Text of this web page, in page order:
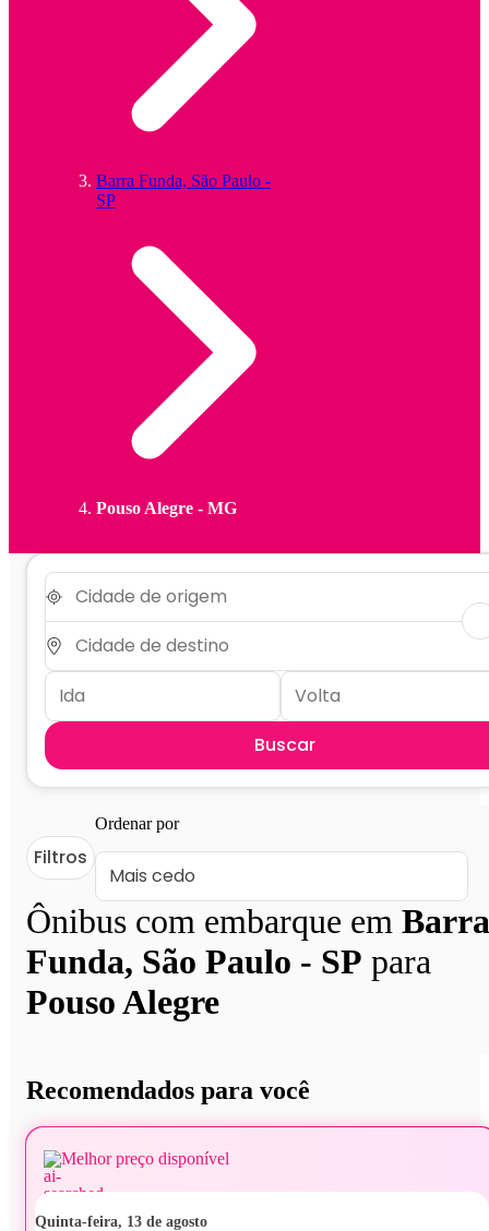
Barra Funda, São Paulo -
SP
Pouso Alegre - MG
Buscar
Ônibus com embarque em Barra
Funda, São Paulo - SP para
Pouso Alegre
Filtros
Ordenar por
Recomendados para você
Melhor preço disponível
quinta-feira, 13 de agosto